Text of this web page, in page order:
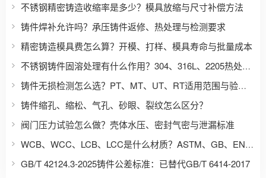
不锈钢精密铸造收缩率是多少？模具放缩与尺寸补偿方法
铸件焊补允许吗？承压铸件返修、热处理与检测要求
精密铸造模具费怎么算？开模、打样、模具寿命与批量成本
不锈钢铸件固溶处理有什么作用？304、316L、2205热处理区别
铸件无损检测怎么选？PT、MT、UT、RT适用范围与验收要求
铸件缩孔、缩松、气孔、砂眼、裂纹怎么区分？
阀门压力试验怎么做？壳体水压、密封气密与泄漏标准
WCB、WCC、LCB、LCC是什么材质？ASTM、GB、EN、JIS铸钢牌号对照
GB/T 42124.3-2025铸件公差标准：已替代GB/T 6414-2017